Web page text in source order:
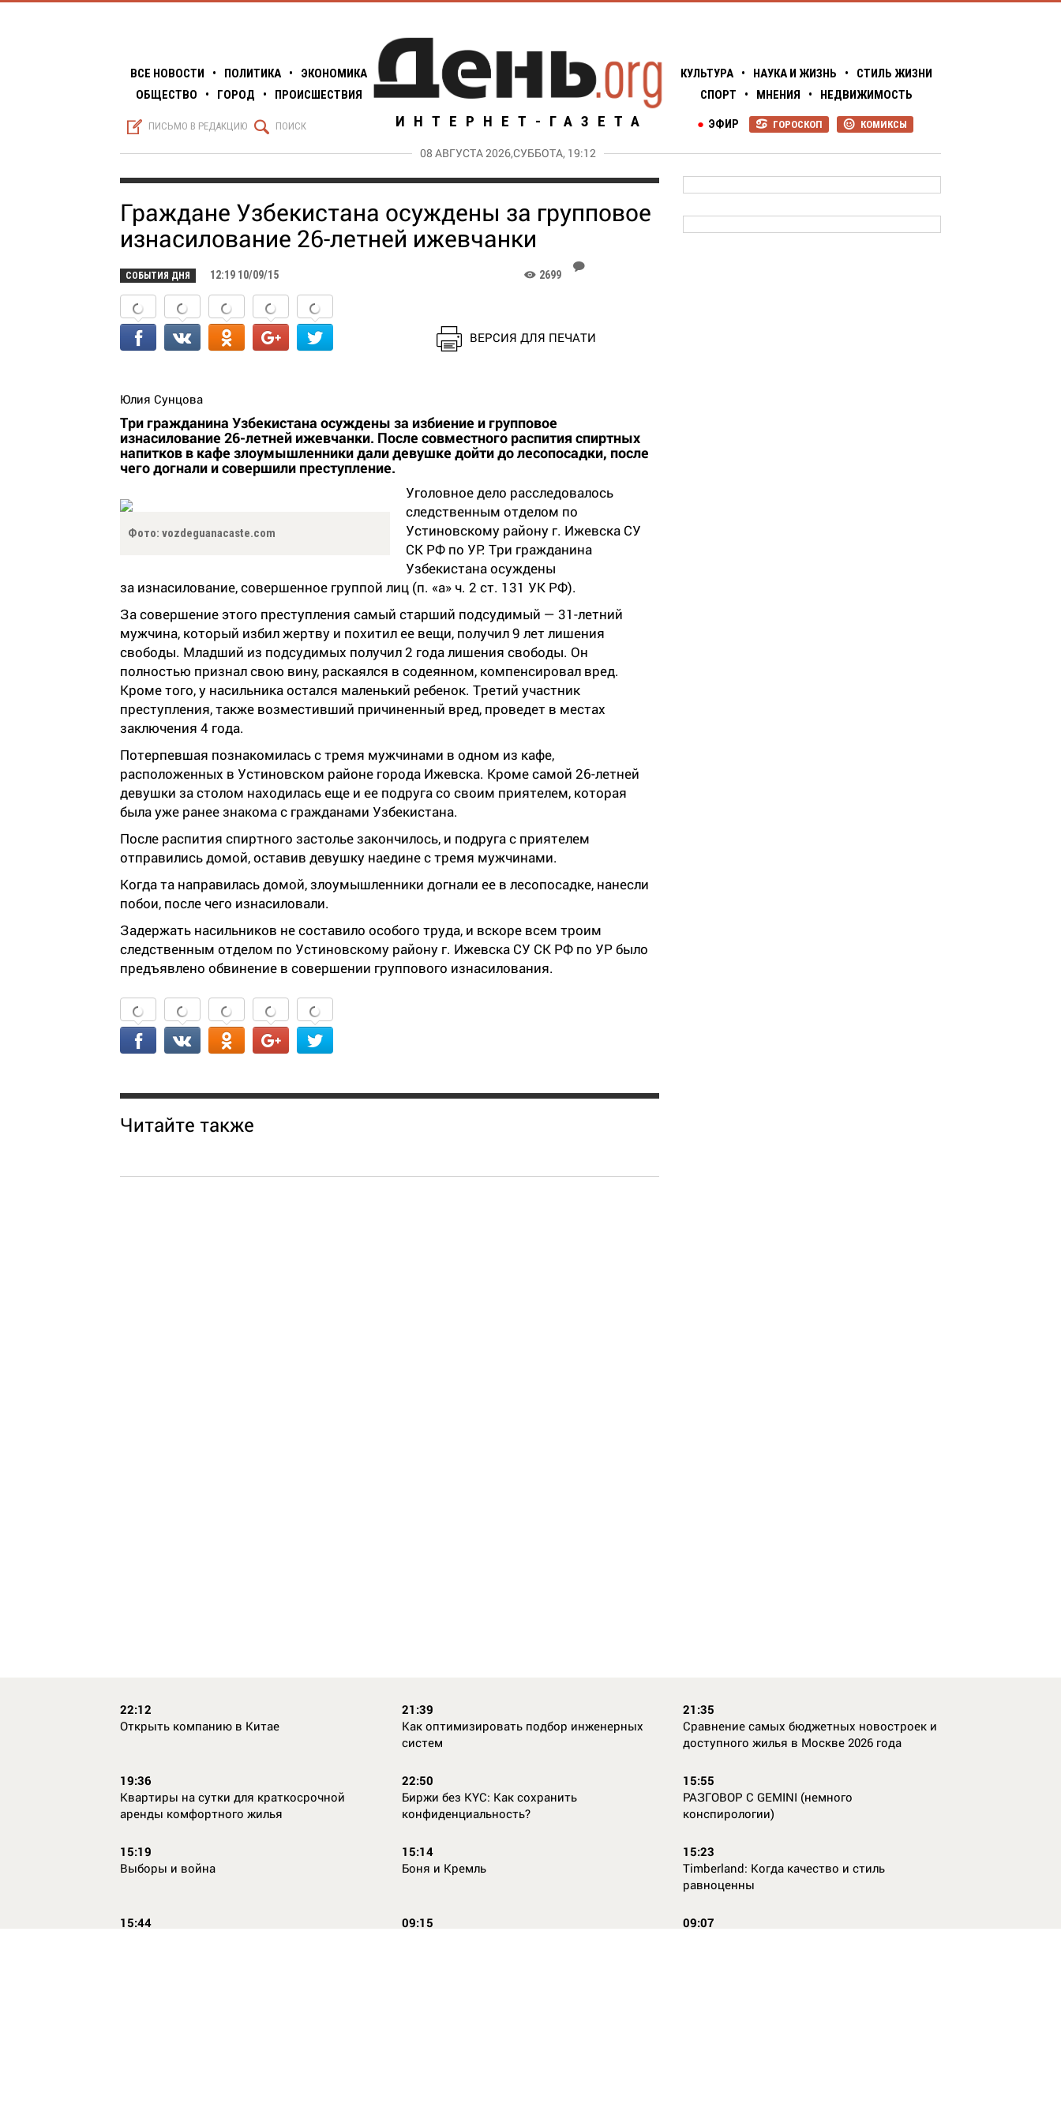
ВСЕ НОВОСТИ • ПОЛИТИКА •
ЭКОНОМИКА
ОБЩЕСТВО
• ГОРОД • ПРОИСШЕСТВИЯ
S ПИСЬМО В РЕДАКЦИЮ Q ПОИСК ИНТЕРНЕТ-ГАЗЕТА
КУЛЬТУРА • НАУКА И ЖИЗНЬ •
СТИЛЬ ЖИЗНИ
СПОРТ
• МНЕНИЯ • НЕДВИЖИМОСТЬ
P КОМИКСЫ
R ГОРОСКОП
● ЭФИР
08 АВГУСТА 2026,СУББОТА, 19:12
Граждане Узбекистана осуждены за групповое
изнасилование 26-летней ижевчанки
СОБЫТИЯ ДНЯ 12:19 10/09/15 K 2699
J
ВЕРСИЯ ДЛЯ ПЕЧАТИ
Юлия Сунцова
Три гражданина Узбекистана осуждены за избиение и групповое
изнасилование 26-летней ижевчанки. После совместного распития спиртных
напитков в кафе злоумышленники дали девушке дойти до лесопосадки, после
чего догнали и совершили преступление.
Фото: vozdeguanacaste.com
Уголовное дело расследовалось
следственным отделом по
Устиновскому району г. Ижевска СУ
СК РФ по УР. Три гражданина
Узбекистана осуждены
за изнасилование, совершенное группой лиц (п. «а» ч. 2 ст. 131 УК РФ).
За совершение этого преступления самый старший подсудимый — 31-летний
мужчина, который избил жертву и похитил ее вещи, получил 9 лет лишения
свободы. Младший из подсудимых получил 2 года лишения свободы. Он
полностью признал свою вину, раскаялся в содеянном, компенсировал вред.
Кроме того, у насильника остался маленький ребенок. Третий участник
преступления, также возместивший причиненный вред, проведет в местах
заключения 4 года.
Потерпевшая познакомилась с тремя мужчинами в одном из кафе,
расположенных в Устиновском районе города Ижевска. Кроме самой 26-летней
девушки за столом находилась еще и ее подруга со своим приятелем, которая
была уже ранее знакома с гражданами Узбекистана.
После распития спиртного застолье закончилось, и подруга с приятелем
отправились домой, оставив девушку наедине с тремя мужчинами.
Когда та направилась домой, злоумышленники догнали ее в лесопосадке, нанесли
побои, после чего изнасиловали.
Задержать насильников не составило особого труда, и вскоре всем троим
следственным отделом по Устиновскому району г. Ижевска СУ СК РФ по УР было
предъявлено обвинение в совершении группового изнасилования.
Читайте также
22:12
Открыть компанию в Китае
21:39
Как оптимизировать подбор инженерных
систем
21:35
Сравнение самых бюджетных новостроек и
доступного жилья в Москве 2026 года
19:36
Квартиры на сутки для краткосрочной
аренды комфортного жилья
22:50
Биржи без KYC: Как сохранить
конфиденциальность?
15:55
РАЗГОВОР С GEMINI (немного
конспирологии)
15:19
Выборы и война
15:14
Боня и Кремль
15:23
Timberland: Когда качество и стиль
равноценны
15:44
09:15
09:07